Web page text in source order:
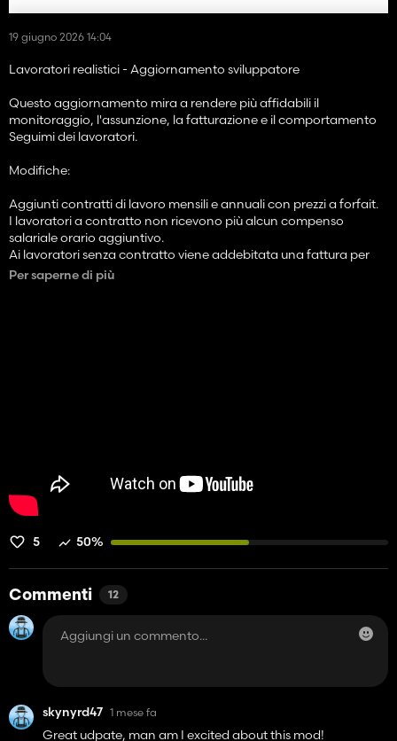
19 giugno 2026 14:04
Lavoratori realistici - Aggiornamento sviluppatore
Questo aggiornamento mira a rendere più affidabili il
monitoraggio, l'assunzione, la fatturazione e il comportamento
Seguimi dei lavoratori.
Modifiche:
Aggiunti contratti di lavoro mensili e annuali con prezzi a forfait.
I lavoratori a contratto non ricevono più alcun compenso
salariale orario aggiuntivo.
Ai lavoratori senza contratto viene addebitata una fattura per
ogni ora di gioco dopo aver iniziato a lavorare.
Seguimi ora utilizza il percorso breadcrumb con un fallback di
seguito diretto in modo che i lavoratori possano spostarsi di
nuovo in modo affidabile.
follower.
Questo è ancora in fase di sviluppo, quindi il feedback è
apprezzato.
Per saperne di più
5 50%
Commenti 12
skynyrd47 1 mese fa
Great udpate, man am I excited about this mod!